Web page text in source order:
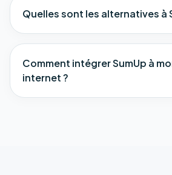
Quelles sont les alternatives à
Comment intégrer SumUp à
internet ?